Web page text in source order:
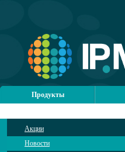
Продукты
Акции
Новости